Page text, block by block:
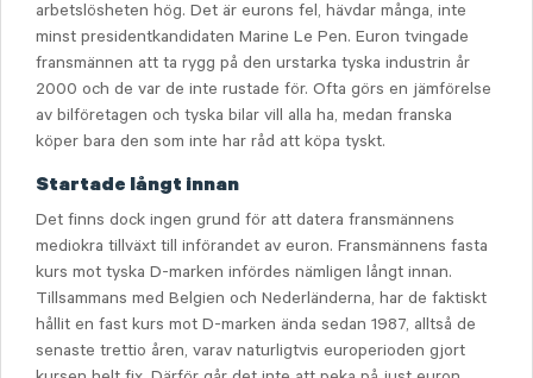
arbetslösheten hög. Det är eurons fel, hävdar många, inte
minst presidentkandidaten Marine Le Pen. Euron tvingade
fransmännen att ta rygg på den urstarka tyska industrin år
2000 och de var de inte rustade för. Ofta görs en jämförelse
av bilföretagen och tyska bilar vill alla ha, medan franska
köper bara den som inte har råd att köpa tyskt.
Startade långt innan
Det finns dock ingen grund för att datera fransmännens
mediokra tillväxt till införandet av euron. Fransmännens fasta
kurs mot tyska D-marken infördes nämligen långt innan.
Tillsammans med Belgien och Nederländerna, har de faktiskt
hållit en fast kurs mot D-marken ända sedan 1987, alltså de
senaste trettio åren, varav naturligtvis europerioden gjort